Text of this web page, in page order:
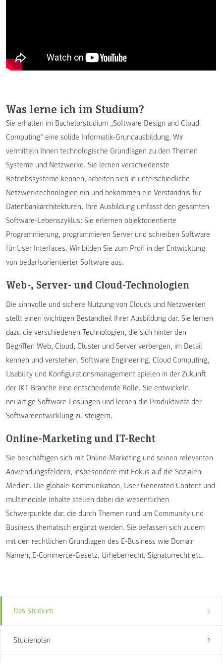
Das Studium
Studienplan
Was lerne ich im Studium?
Sie erhalten im Bachelorstudium „Software Design and Cloud
Computing“ eine solide Informatik-Grundausbildung. Wir
vermitteln Ihnen technologische Grundlagen zu den Themen
Systeme und Netzwerke. Sie lernen verschiedenste
Betriebssysteme kennen, arbeiten sich in unterschiedliche
Netzwerktechnologien ein und bekommen ein Verständnis für
Datenbankarchitekturen. Ihre Ausbildung umfasst den gesamten
Software-Lebenszyklus: Sie erlernen objektorientierte
Programmierung, programmieren Server und schreiben Software
für User Interfaces. Wir bilden Sie zum Profi in der Entwicklung
von bedarfsorientierter Software aus.
Web-, Server- und Cloud-Technologien
Die sinnvolle und sichere Nutzung von Clouds und Netzwerken
stellt einen wichtigen Bestandteil Ihrer Ausbildung dar. Sie lernen
dazu die verschiedenen Technologien, die sich hinter den
Begriffen Web, Cloud, Cluster und Server verbergen, im Detail
kennen und verstehen. Software Engineering, Cloud Computing,
Usability und Konfigurationsmanagement spielen in der Zukunft
der IKT-Branche eine entscheidende Rolle. Sie entwickeln
neuartige Software-Lösungen und lernen die Produktivität der
Softwareentwicklung zu steigern.
Online-Marketing und IT-Recht
Sie beschäftigen sich mit Online-Marketing und seinen relevanten
Anwendungsfeldern, insbesondere mit Fokus auf die Sozialen
Medien. Die globale Kommunikation, User Generated Content und
multimediale Inhalte stellen dabei die wesentlichen
Schwerpunkte dar, die durch Themen rund um Community und
Business thematisch ergänzt werden. Sie befassen sich zudem
mit den rechtlichen Grundlagen des E-Business wie Domain
Namen, E-Commerce-Gesetz, Urheberrecht, Signaturrecht etc.